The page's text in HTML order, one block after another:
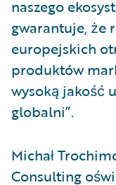
naszego
gwarantuje, że
europejskich
produktów
wysoką jakość
globalni”.
Michał
Consulting